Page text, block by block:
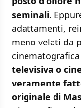
seminali.
adattamenti,
meno velati da
televisiva o
veramente
originale di